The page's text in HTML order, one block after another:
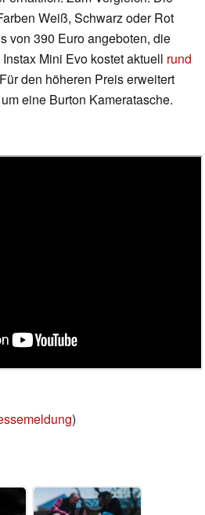
Weiß, Schwarz oder Rot
von 390 Euro angeboten, die
Mini Evo kostet aktuell rund
den höheren Preis erweitert
eine Burton Kameratasche.
)